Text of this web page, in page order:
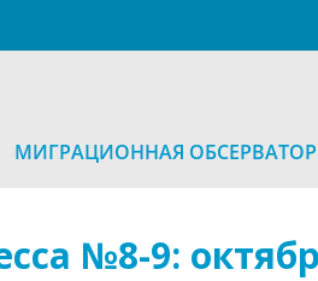
МИГРАЦИОННАЯ
№8-9: